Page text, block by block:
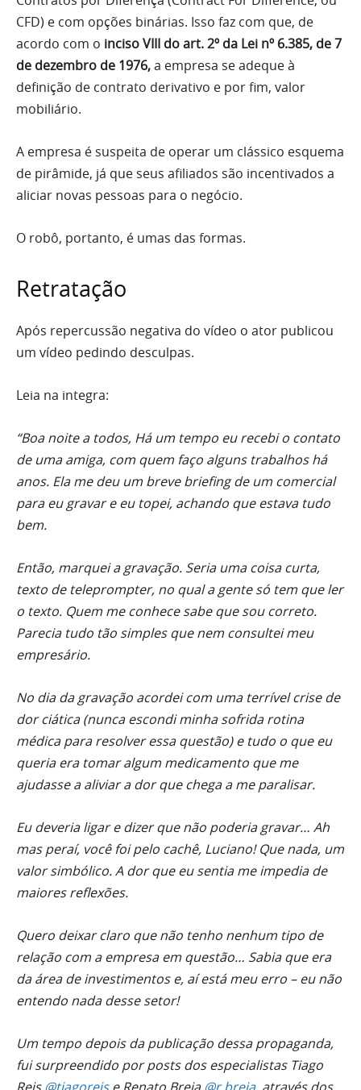
CFD) e com opções binárias. Isso faz com que, de
acordo com o inciso VIII do art. 2º da Lei nº 6.385, de 7
de dezembro de 1976,a empresa se adeque à
definição de contrato derivativo e por fim, valor
mobiliário.
A empresa é suspeita de operar um clássico esquema
de pirâmide, já que seus afiliados são incentivados a
aliciar novas pessoas para o negócio.
O robô, portanto, é umas das formas.
Retratação
Após repercussão negativa do vídeo o ator publicou
um vídeo pedindo desculpas.
Leia na integra:
“Boa noite a todos, Há um tempo eu recebi o contato
de uma amiga, com quem faço alguns trabalhos há
anos. Ela me deu um breve briefing de um comercial
para eu gravar e eu topei, achando que estava tudo
bem.
Então, marquei a gravação. Seria uma coisa curta,
texto de teleprompter, no qual a gente só tem que ler
o texto. Quem me conhece sabe que sou correto.
Parecia tudo tão simples que nem consultei meu
empresário.
No dia da gravação acordei com uma terrível crise de
dor ciática (nunca escondi minha sofrida rotina
médica para resolver essa questão) e tudo o que eu
queria era tomar algum medicamento que me
ajudasse a aliviar a dor que chega a me paralisar.
Eu deveria ligar e dizer que não poderia gravar… Ah
mas peraí, você foi pelo cachê, Luciano! Que nada, um
valor simbólico. A dor que eu sentia me impedia de
maiores reflexões.
Quero deixar claro que não tenho nenhum tipo de
relação com a empresa em questão… Sabia que era
da área de investimentos e, aí está meu erro – eu não
entendo nada desse setor!
Um tempo depois da publicação dessa propaganda,
fui surpreendido por posts dos especialistas Tiago